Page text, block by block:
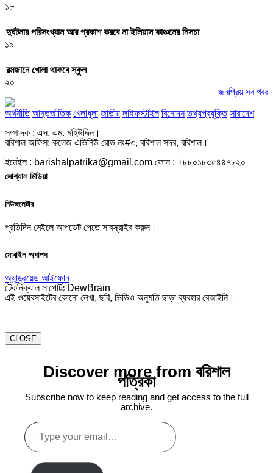
১৮
দুর্ঘটনার পরিসংখ্যান আর প্রকাশ করবে না ইলিয়াস কাঞ্চনের নিসচা
১৯
রমজানে খোলা থাকবে স্কুল
২০
জনপ্রিয় সব খবর
অর্থনীতি আন্তর্জাতিক খেলাধুলা জাতীয় লাইফস্টাইল বিনোদন তথ্যপ্রযুক্তি সারাদেশ
সম্পাদক : এস. এম. মহিউদ্দিন।
বরিশাল অফিস: কলেজ এভিনিউ রোড নং#৩, বরিশাল সদর, বরিশাল।
ইমেইল : barishalpatrika@gmail.com ফোন : +৮৮০১৮৩৫৪৪৭৮২০
সোশ্যাল মিডিয়া
নিউজলেটার
প্রতিদিন মেইলে আপডেট পেতে সাবস্ক্রাইব করুন।
মোবাইল অ্যাপস
অ্যান্ড্রয়েড আইফোন
টেকনিক্যাল সাপোর্টঃ DewBrain
এই ওয়েবসাইটের কোনো লেখা, ছবি, ভিডিও অনুমতি ছাড়া ব্যবহার বেআইনি।
CLOSE
Discover more from বরিশাল
পত্রিকা
Subscribe now to keep reading and get access to the full
archive.
Type
your
email…